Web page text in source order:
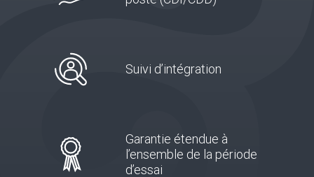
Suivi d’intégration
Garantie étendue à
l’ensemble de la période
d’essai